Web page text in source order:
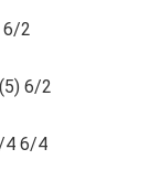
6/2
6/2
4 6/4